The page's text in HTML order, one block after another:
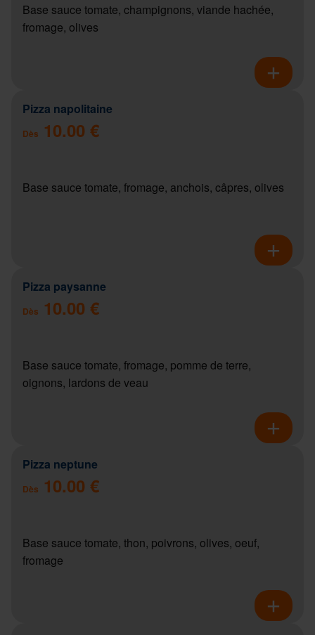
Base sauce tomate, champignons, viande hachée,
fromage, olives
Pizza napolitaine
Dès 10.00 €
Base sauce tomate, fromage, anchois, câpres, olives
Pizza paysanne
Dès 10.00 €
Base sauce tomate, fromage, pomme de terre,
oignons, lardons de veau
Pizza neptune
Dès 10.00 €
Base sauce tomate, thon, poivrons, olives, oeuf,
fromage